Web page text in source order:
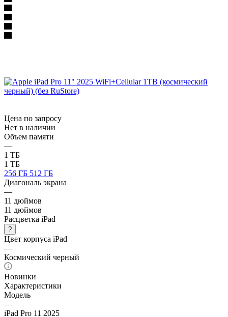
Цена по запросу
Нет в наличии
Объем памяти
—
1 ТБ
1 ТБ
256 ГБ 512 ГБ
Диагональ экрана
—
11 дюймов
11 дюймов
Расцветка iPad
?
Цвет корпуса iPad
—
Космический черный
Новинки
Характеристики
Модель
—
iPad Pro 11 2025